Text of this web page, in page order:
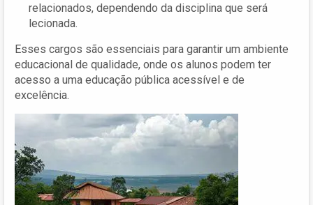
relacionados, dependendo da disciplina que será
lecionada.
Esses cargos são essenciais para garantir um ambiente
educacional de qualidade, onde os alunos podem ter
acesso a uma educação pública acessível e de
excelência.